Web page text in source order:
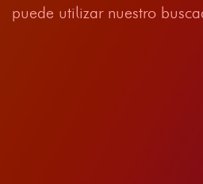
puede utilizar nuestro